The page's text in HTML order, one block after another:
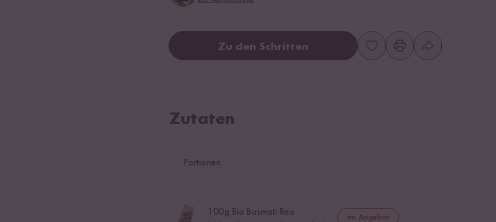
Zu den Schritten
Zutaten
Portionen
100g Bio Basmati Reis im Angebot